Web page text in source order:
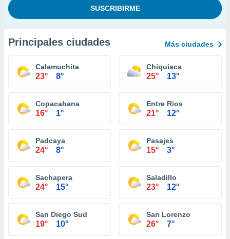
Principales ciudades Más ciudades
Calamuchita
23° 8°
Chiquiaca
25° 13°
Copacabana
16° 1°
Entre Rios
21° 12°
Padcaya
24° 8°
Pasajes
15° 3°
Sachapera
24° 15°
Saladillo
23° 12°
San Diego Sud
19° 10°
San Lorenzo
26° 7°